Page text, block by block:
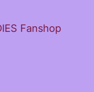
Fanshop